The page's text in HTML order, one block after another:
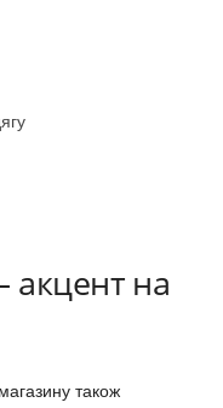
акцент на
також